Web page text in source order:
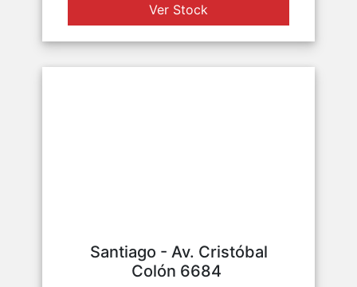
Ver Stock
Santiago - Av. Cristóbal
Colón 6684